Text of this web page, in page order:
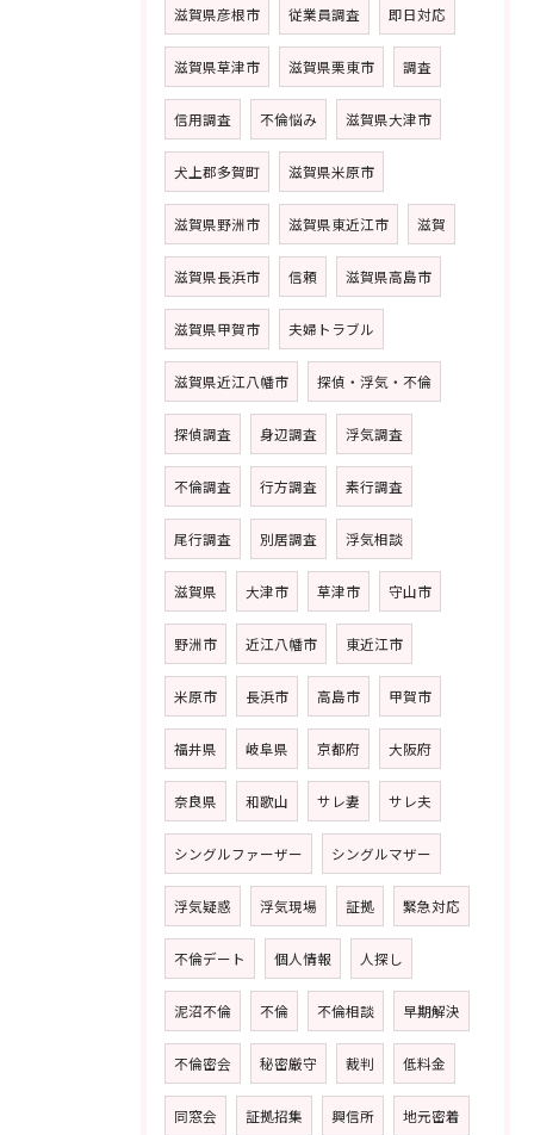
滋賀県彦根市 従業員調査 即日対応
滋賀県草津市 滋賀県栗東市 調査
信用調査 不倫悩み 滋賀県大津市
犬上郡多賀町 滋賀県米原市
滋賀県野洲市 滋賀県東近江市 滋賀
滋賀県長浜市 信頼 滋賀県高島市
滋賀県甲賀市 夫婦トラブル
滋賀県近江八幡市 探偵・浮気・不倫
探偵調査 身辺調査 浮気調査
不倫調査 行方調査 素行調査
尾行調査 別居調査 浮気相談
滋賀県 大津市 草津市 守山市
野洲市 近江八幡市 東近江市
米原市 長浜市 高島市 甲賀市
福井県 岐阜県 京都府 大阪府
奈良県 和歌山 サレ妻 サレ夫
シングルファーザー シングルマザー
浮気疑惑 浮気現場 証拠 緊急対応
不倫デート 個人情報 人探し
泥沼不倫 不倫 不倫相談 早期解決
不倫密会 秘密厳守 裁判 低料金
同窓会 証拠招集 興信所 地元密着